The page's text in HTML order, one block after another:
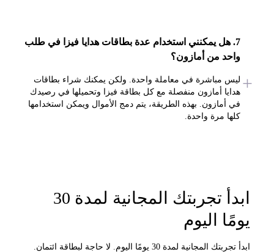
7. هل يمكنني استخدام عدة بطاقات هدايا فيزا في طلب
واحد من أمازون؟
ليس مباشرة في معاملة واحدة. ولكن يمكنك شراء بطاقات
هدايا أمازون منفصلة مع كل بطاقة فيزا وتحميلها في رصيدك
في أمازون. بهذه الطريقة، يتم دمج الأموال ويمكن استخدامها
كلها مرة واحدة.
ابدأ تجربتك المجانية لمدة 30
اليوم
ابدأ تجربتك المجانية لمدة 30 يومًا اليوم. لا حاجة لبطاقة ائتمان.